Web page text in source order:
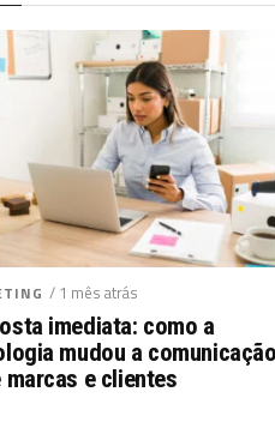
/ 1 mês atrás
imediata: como a
mudou a comunicação
marcas e clientes